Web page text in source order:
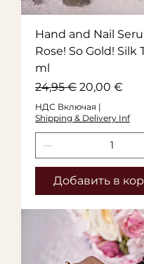
Hand and Nail
Rose! So Gold! Silk
ml
Обычная цена
24,95 € Цена со
20,00 €
НДС Включая |
Shipping & Delivery Inf
Добавить в